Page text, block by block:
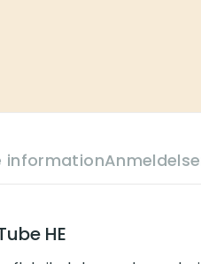
information
HE